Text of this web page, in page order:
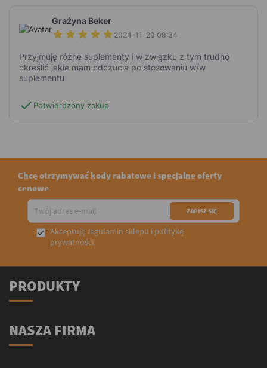
Grażyna Beker
2024-11-28 08:34
Przyjmuję różne suplementy i w związku z tym trudno
określić jakie mam odczucia po stosowaniu w/w
suplementu
check Potwierdzony zakup
Chcę otrzymywać kody rabatowe i specjalne oferty
cenowe
 Akceptuję regulamin sklepu i politykę
prywatności.
PRODUKTY
NASZA FIRMA